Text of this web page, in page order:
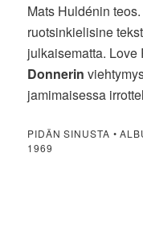
Mats Huldénin
ruotsinkielisine
julkaisematta.
Donnerin
jamimaisessa
PIDÄN SINUSTA •
1969